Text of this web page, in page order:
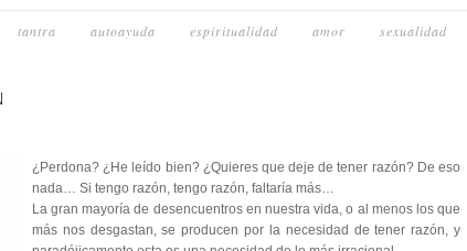
tantra autoayuda espiritualidad amor sexualidad
¿Perdona? ¿He leído bien? ¿Quieres que deje de tener razón? De eso
nada… Si tengo razón, tengo razón, faltaría más…
La gran mayoría de desencuentros en nuestra vida, o al menos los que
más nos desgastan, se producen por la necesidad de tener razón, y